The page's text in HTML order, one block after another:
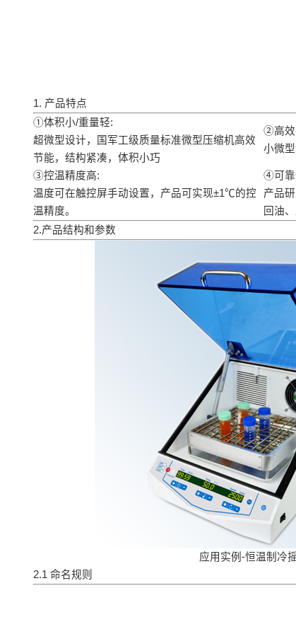
1. 产品特点
①体积小/重量轻:
超微型设计，国军工级质量标准微型压缩机高效
节能，结构紧凑，体积小巧
②高效
小微
③控温精度高:
温度可在触控屏手动设置，产品可实现±1℃的控
温精度。
④可靠
产品
回油
2.产品结构和参数
应用实例-恒温制冷
2.1 命名规则